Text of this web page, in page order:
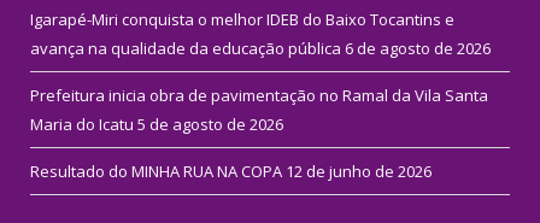
Igarapé-Miri conquista o melhor IDEB do Baixo Tocantins e
avança na qualidade da educação pública 6 de agosto de 2026
Prefeitura inicia obra de pavimentação no Ramal da Vila Santa
Maria do Icatu 5 de agosto de 2026
Resultado do MINHA RUA NA COPA 12 de junho de 2026